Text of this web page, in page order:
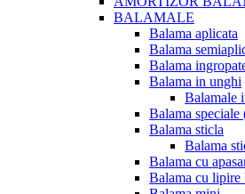
BALAMALE
Balama aplicata
Balama
Balama
Balama in unghi
Balamale
Balama speciale
Balama sticla
Balama
Balama cu
Balama cu